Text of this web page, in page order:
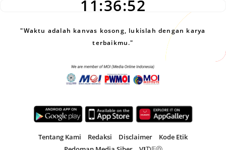
11:36:52
"Waktu adalah kanvas kosong, lukislah dengan karya
terbaikmu."
Tentang Kami Redaksi Disclaimer
Kode Etik